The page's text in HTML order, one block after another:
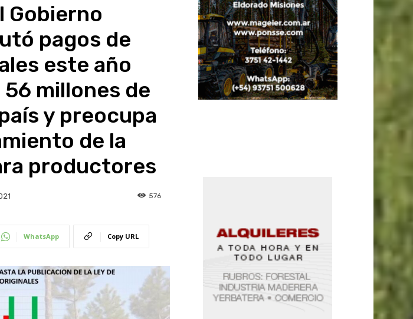
Gobierno
pagos de
este año
millones de
y preocupa
de la
productores
576
WhatsApp Copy URL